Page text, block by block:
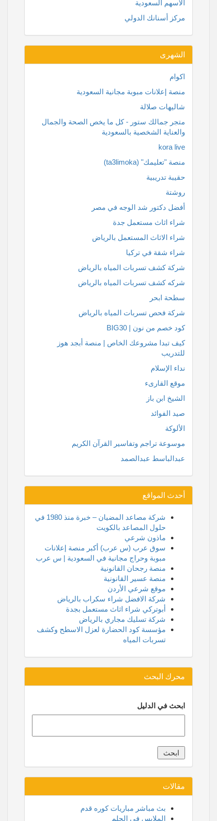
الأسهم السعودية
مركز أسنانك الدولي
الشهرى
اكوام
منصة إعلانات مبوبة مجانية السعودية
شاليهات صلالة
متجر جمالك ستور - كل ما يخص الصحة والجمال
والعناية الشخصية بالسعودية
kora live
منصة "تعليمك" (ta3limoka)
حقيبة تدريبية
روشتة
أفضل دكتور شد الوجه في مصر
شراء اثاث مستعمل جدة
شراء الاثاث المستعمل بالرياض
شراء شقة في تركيا
شركة كشف تسربات المياه بالرياض
شركه كشف تسربات المياه بالرياض
سطحة ابحر
شركة فحص تسربات المياه بالرياض
كود خصم من نون | BIG30
كيف تبدا مشروعك الخاص | منصة أبجد هوز
للتدريب
نداء الإسلام
موقع القارىء
الشيخ ابن باز
صيد الفوائد
الألوكة
موسوعة تراجم وتفاسير القرآن الكريم
عبدالباسط عبدالصمد
أحدث المواقع
شركة مصاعد المضيان – خبرة منذ 1980 في
حلول المصاعد بالكويت
ماذون شرعي
سوق عرب (س عرب) أكبر منصة إعلانات
مبوبة وحراج مجانية في السعودية | س عرب
منصة رجحان القانونية
منصة عسير القانونية
موقع شرعي الأردن
شركة الافضل شراء سكراب بالرياض
أبوتركي شراء اثاث مستعمل بجدة
شركة تسليك مجاري بالرياض
مؤسسة كود الحضارة لعزل الاسطح وكشف
تسربات المياه
محرك البحث
ابحث في الدليل
مقالات
بث مباشر مباريات كوره قدم
الملابس في الحلم